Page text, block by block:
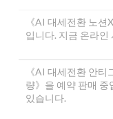
《AI 대세전환 노
입니다. 지금 온라인
《AI 대세전환 안
량》을 예약 판매 중
있습니다.